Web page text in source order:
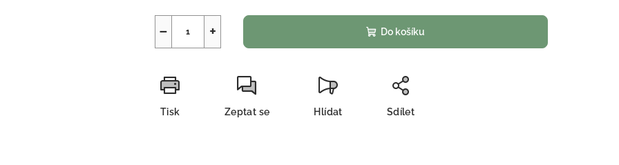
+
− Do košíku
Tisk Zeptat se Hlídat Sdílet